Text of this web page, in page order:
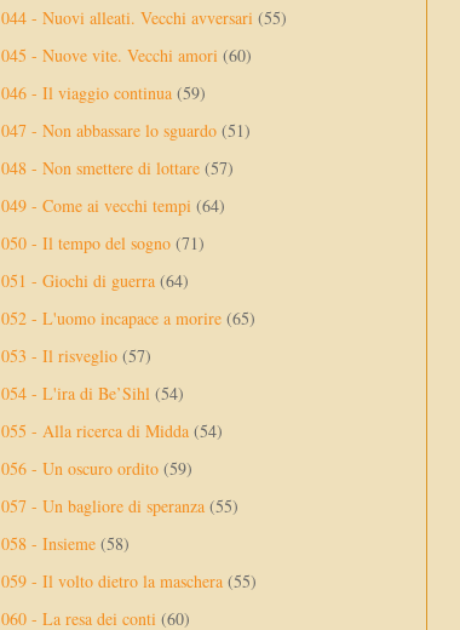
044 - Nuovi alleati. Vecchi avversari (55)
045 - Nuove vite. Vecchi amori (60)
046 - Il viaggio continua (59)
047 - Non abbassare lo sguardo (51)
048 - Non smettere di lottare (57)
049 - Come ai vecchi tempi (64)
050 - Il tempo del sogno (71)
051 - Giochi di guerra (64)
052 - L'uomo incapace a morire (65)
053 - Il risveglio (57)
054 - L'ira di Be’Sihl (54)
055 - Alla ricerca di Midda (54)
056 - Un oscuro ordito (59)
057 - Un bagliore di speranza (55)
058 - Insieme (58)
059 - Il volto dietro la maschera (55)
060 - La resa dei conti (60)